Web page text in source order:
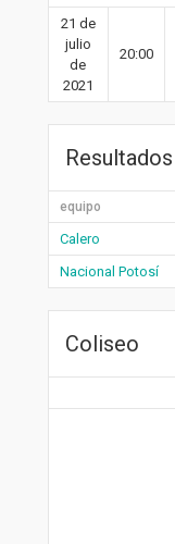
21 de
julio
de
2021
20:00
Resultados
equipo
Calero
Nacional Potosí
Coliseo